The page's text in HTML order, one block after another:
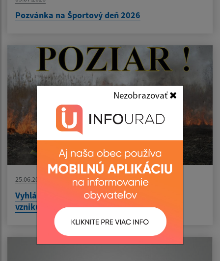
Nezobrazovať
Pozvánka na Športový deň 2026
25.06.2026
Vyhlásenie času zvýšeného nebezpečenstva
vzniku požiaru